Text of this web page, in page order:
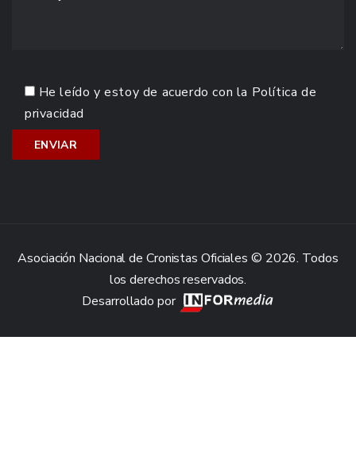
He leído y estoy de acuerdo con la Política de
privacidad
Asociación Nacional de Cronistas Oficiales © 2026. Todos
los derechos reservados.
Desarrollado por